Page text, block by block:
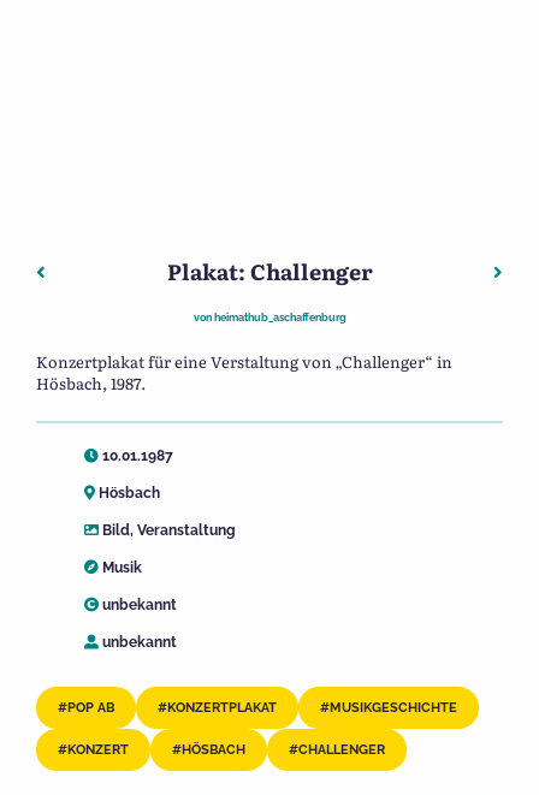
Beitragsnavigation
Vorheriger: Plakat: Die Goldenen Zitronen
Plakat: Challenger
von heimathub_aschaffenburg
Konzertplakat für eine Verstaltung von „Challenger“ in
Hösbach, 1987.
10.01.1987
Hösbach
Bild, Veranstaltung
Musik
unbekannt
unbekannt
POP AB KONZERTPLAKAT MUSIKGESCHICHTE
KONZERT HÖSBACH CHALLENGER